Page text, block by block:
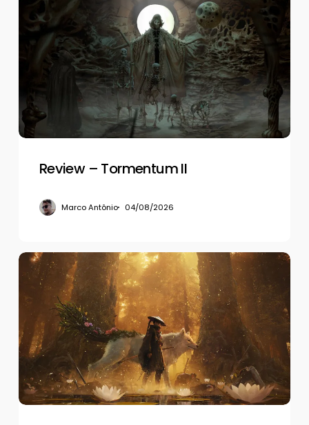
Tormentum
Review – Tormentum II
Marco Antônio 04/08/2026
Review
–
Beast
Reincarnation